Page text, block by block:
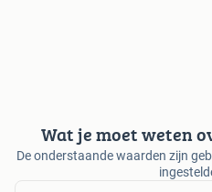
Wat je moet weten
De onderstaande waarden zijn